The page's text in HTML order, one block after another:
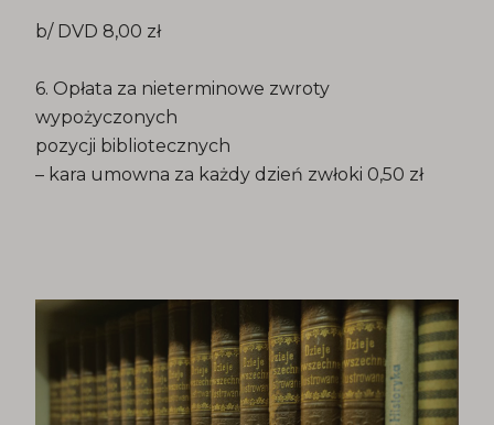
b/ DVD 8,00 zł
6. Opłata za nieterminowe zwroty
wypożyczonych
pozycji bibliotecznych
– kara umowna za każdy dzień zwłoki 0,50 zł